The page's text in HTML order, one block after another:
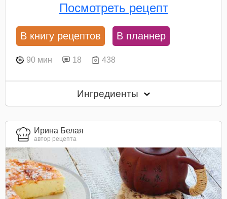
Посмотреть рецепт
В книгу рецептов В планнер
90 мин 18 438
Ингредиенты
Ирина Белая
автор рецепта